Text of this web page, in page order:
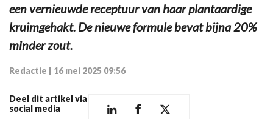
een vernieuwde receptuur van haar plantaardige
kruimgehakt. De nieuwe formule bevat bijna 20%
minder zout.
Redactie 16 mei 2025 09:56
Deel dit artikel via
social media